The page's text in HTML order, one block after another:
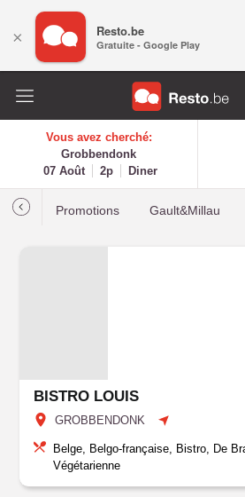
Vous avez cherché:
Grobbendonk
07 Août
2p Diner
Promotions Gault&Millau
BISTRO LOUIS
GROBBENDONK
Belge, Belgo-française, Bistro, De
Végétarienne
× Resto.be
Gratuite - Google Play